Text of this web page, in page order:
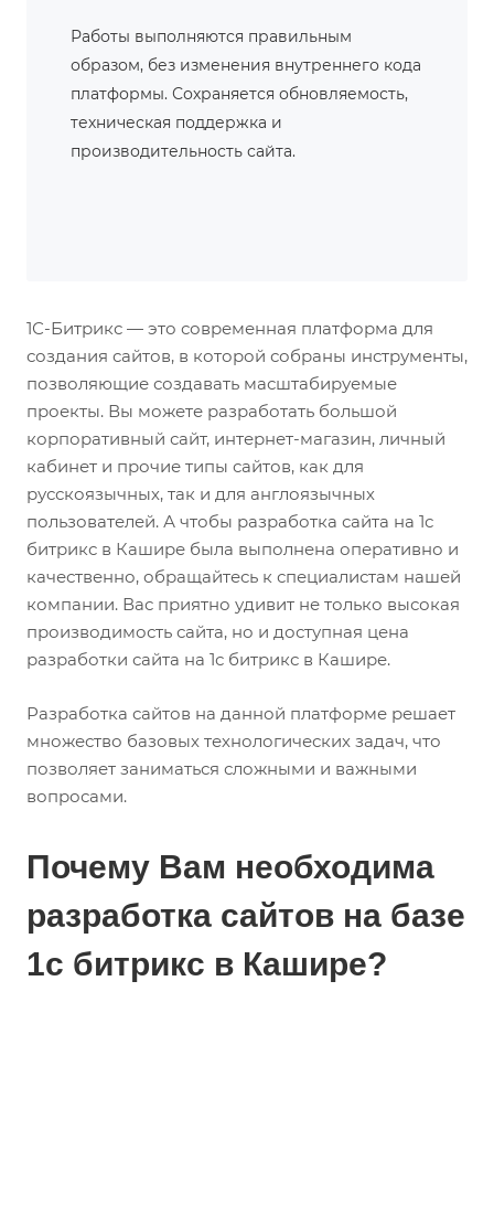
Работы выполняются правильным
образом, без изменения внутреннего кода
платформы. Сохраняется обновляемость,
техническая поддержка и
производительность сайта.
1С-Битрикс — это современная платформа для
создания сайтов, в которой собраны инструменты,
позволяющие создавать масштабируемые
проекты. Вы можете разработать большой
корпоративный сайт, интернет-магазин, личный
кабинет и прочие типы сайтов, как для
русскоязычных, так и для англоязычных
пользователей. А чтобы разработка сайта на 1с
битрикс в Кашире была выполнена оперативно и
качественно, обращайтесь к специалистам нашей
компании. Вас приятно удивит не только высокая
производимость сайта, но и доступная цена
разработки сайта на 1с битрикс в Кашире.
Разработка сайтов на данной платформе решает
множество базовых технологических задач, что
позволяет заниматься сложными и важными
вопросами.
Почему Вам необходима
разработка сайтов на базе
1с битрикс в Кашире?